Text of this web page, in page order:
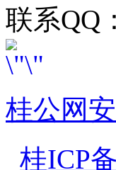
联系QQ
桂公网
桂ICP